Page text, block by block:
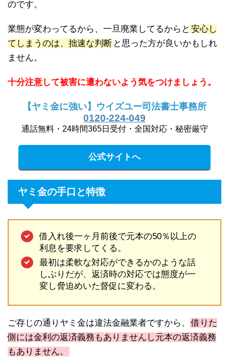
のです。
業態が変わってるから、一旦廃業してるからと 安心し
てしまうのは、拙速な判断 と思った方が良いかもしれ
ません。
十分注意して被害に遭わないよう気をつけましょう。
【ヤミ金に強い】ウイズユー司法書士事務所
0120-224-049
通話無料・24時間365日受付・全国対応・秘密厳守
公式サイトへ
ヤミ金の手口と特徴
借入れ後一ヶ月前後で元本の50％以上の
利息を要求してくる。
最初は柔軟な対応ができるかのような話
しぶりだが、返済時の対応では態度が一
変し脅迫めいた督促に変わる。
ご存じの通りヤミ金は違法金融業者ですから、
借りた
側には金利の返済義務もありませんし元本の返済義務
もありません。